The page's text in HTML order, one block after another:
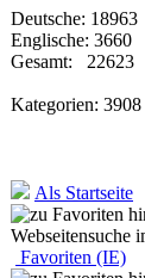
Deutsche: 18963
Englische: 3660
Gesamt: 22623
Kategorien: 3908
Als Startseite
Favoriten (IE)